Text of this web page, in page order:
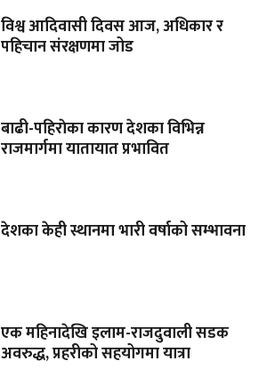
विश्व आदिवासी दिवस आज, अधिकार र
पहिचान संरक्षणमा जोड
बाढी-पहिराेका कारण देशका विभिन्न
राजमार्गमा यातायात प्रभावित
देशका केही स्थानमा भारी वर्षाको सम्भावना
एक महिनादेखि इलाम-राजदुवाली सडक
अवरुद्ध, प्रहरीको सहयोगमा यात्रा